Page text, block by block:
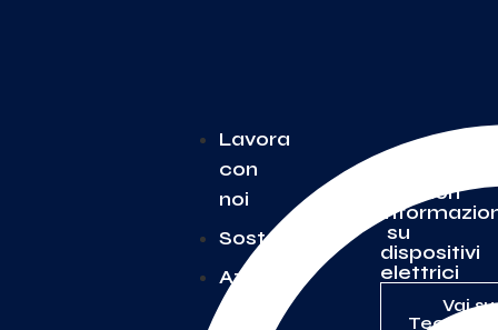
Lavora
con
noi
Sostenibilità
Azienda
Ulteriori
su
dispositivi
elettrici
Vai su